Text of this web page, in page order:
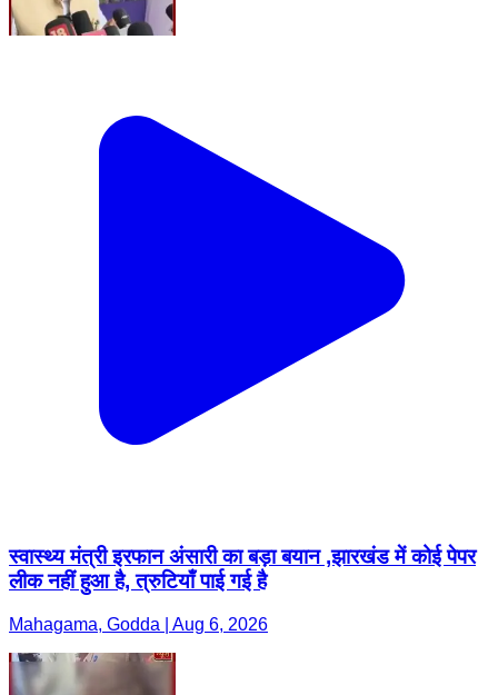
स्वास्थ्य मंत्री इरफान अंसारी का बड़ा बयान ,झारखंड में कोई पेपर
लीक नहीं हुआ है, त्रुटियाँ पाई गई है
Mahagama, Godda | Aug 6, 2026